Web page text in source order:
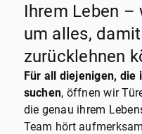
Ihrem Leben –
um alles,
zurücklehnen
Für all diejenigen, die
suchen, öffnen wir
die genau ihrem
Team hört